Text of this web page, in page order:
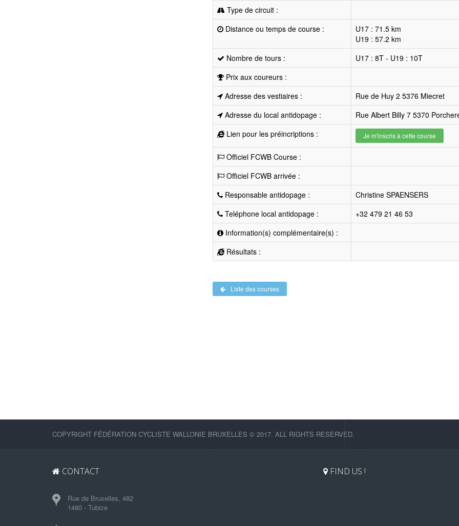
Type de circuit :
Distance ou temps de course :
U17 : 71.5 km
U19 : 57.2 km
Nombre de tours :
U17 : 8T - U19 : 10T
Prix aux coureurs :
Adresse des vestiaires :
Rue de Huy 2 5376 Miecret
Adresse du local antidopage :
Rue Albert Billy 7 5370
Lien pour les préincriptions :
Je m'inscris à cette course
Officiel FCWB Course :
Officiel FCWB arrivée :
Responsable antidopage :
Christine SPAENSERS
Teléphone local antidopage :
+32 479 21 46 53
Information(s) complémentaire(s) :
Résultats :
Liste des courses
COPYRIGHT FÉDÉRATION CYCLISTE WALLONIE BRUXELLES © 2017. ALL RIGHTS RESERVED.
CONTACT
Rue de Bruxelles, 482
1480 - Tubize
FIND US !